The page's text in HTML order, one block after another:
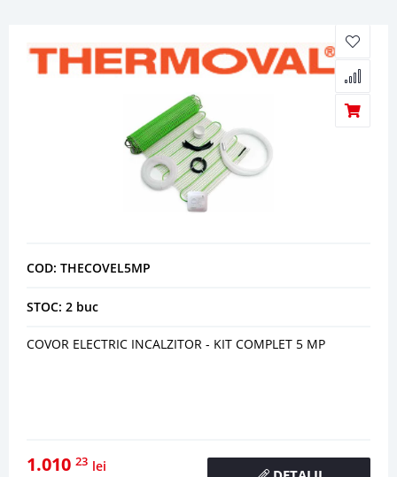
COD: THECOVEL5MP
STOC: 2 buc
COVOR ELECTRIC INCALZITOR - KIT COMPLET 5 MP
1.010 23 lei